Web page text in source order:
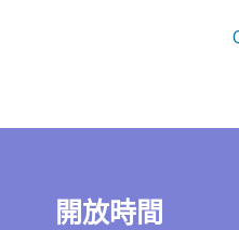
開放時間